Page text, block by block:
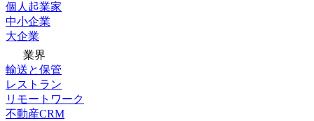
個人起業家
中小企業
大企業
業界
輸送と保管
レストラン
リモートワーク
不動産CRM